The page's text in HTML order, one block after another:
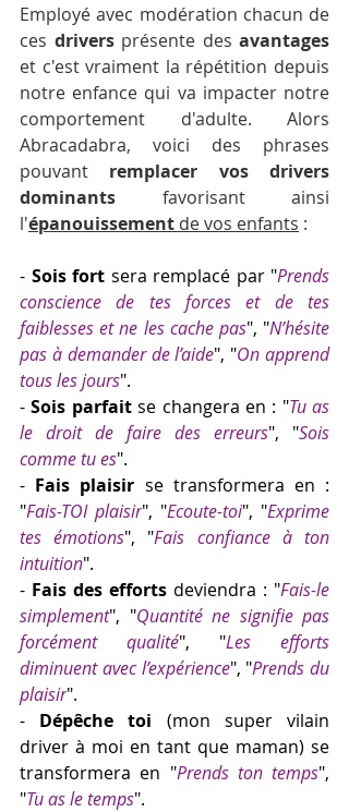
Employé avec modération chacun de
ces drivers présente des avantages
et c'est vraiment la répétition depuis
notre enfance qui va impacter notre
comportement d'adulte. Alors
Abracadabra, voici des phrases
pouvant remplacer vos drivers
dominants favorisant ainsi
l'épanouissement de vos enfants :
- Sois fort sera remplacé par "Prends
conscience de tes forces et de tes
faiblesses et ne les cache pas", "N’hésite
pas à demander de l’aide", "On apprend
tous les jours".
- Sois parfait se changera en : "Tu as
le droit de faire des erreurs", "Sois
comme tu es".
- Fais plaisir se transformera en :
"Fais-TOI plaisir", "Ecoute-toi", "Exprime
tes émotions", "Fais confiance à ton
intuition".
- Fais des efforts deviendra : "Fais-le
simplement", "Quantité ne signifie pas
forcément qualité", "Les efforts
diminuent avec l’expérience", "Prends du
plaisir".
- Dépêche toi (mon super vilain
driver à moi en tant que maman) se
transformera en "Prends ton temps",
"Tu as le temps".